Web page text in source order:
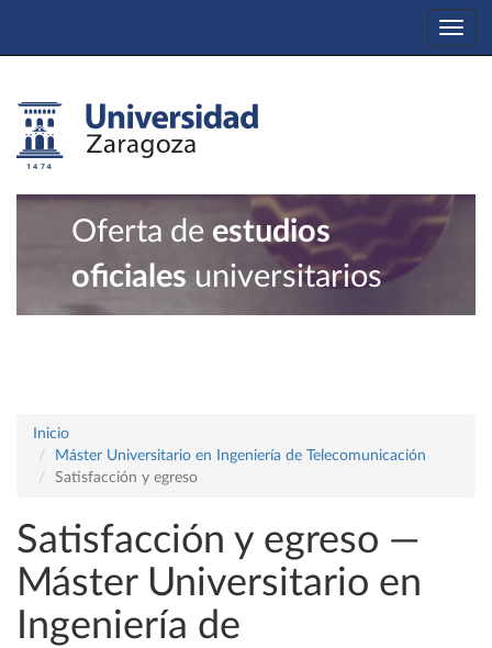
Oferta de estudios
oficiales universitarios
Inicio
Máster Universitario en Ingeniería de Telecomunicación
Satisfacción y egreso
Satisfacción y egreso —
Máster Universitario en
Ingeniería de